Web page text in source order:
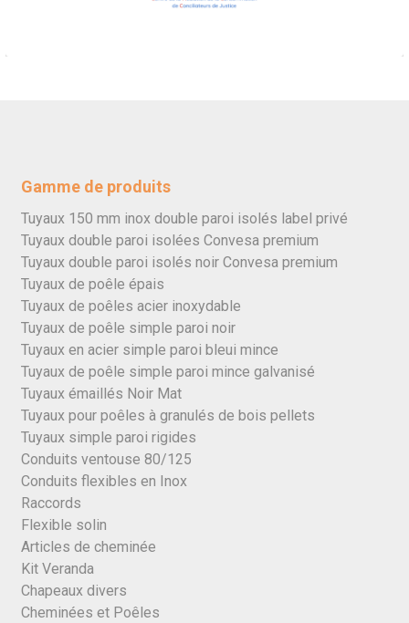
Gamme de produits
Tuyaux 150 mm inox double paroi isolés label privé
Tuyaux double paroi isolées Convesa premium
Tuyaux double paroi isolés noir Convesa premium
Tuyaux de poêle épais
Tuyaux de poêles acier inoxydable
Tuyaux de poêle simple paroi noir
Tuyaux en acier simple paroi bleui mince
Tuyaux de poêle simple paroi mince galvanisé
Tuyaux émaillés Noir Mat
Tuyaux pour poêles à granulés de bois pellets
Tuyaux simple paroi rigides
Conduits ventouse 80/125
Conduits flexibles en Inox
Raccords
Flexible solin
Articles de cheminée
Kit Veranda
Chapeaux divers
Cheminées et Poêles